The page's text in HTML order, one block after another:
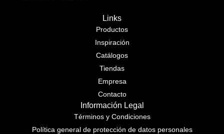
Links
Productos
Inspiración
Catálogos
Tiendas
Empresa
Contacto
Información Legal
Términos y Condiciones
Política general de protección de datos personales